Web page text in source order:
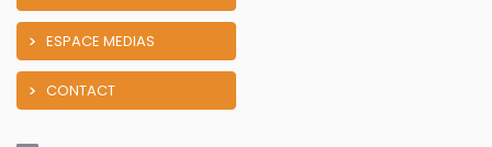
ESPACE MEDIAS
CONTACT